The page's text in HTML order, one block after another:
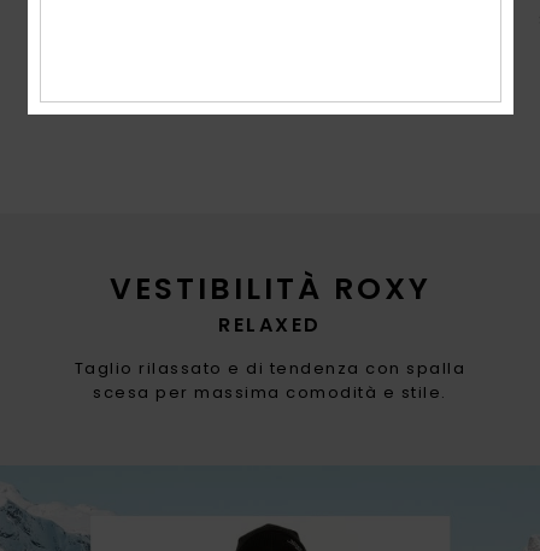
VESTIBILITÀ ROXY
RELAXED
Taglio rilassato e di tendenza con spalla
scesa per massima comodità e stile.